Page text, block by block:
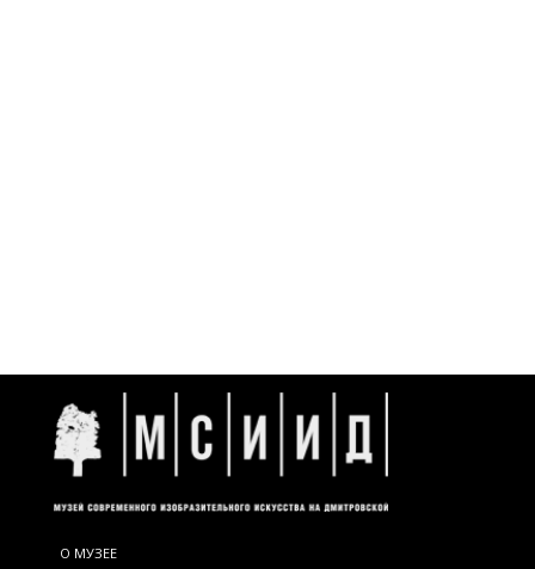
О МУЗЕЕ